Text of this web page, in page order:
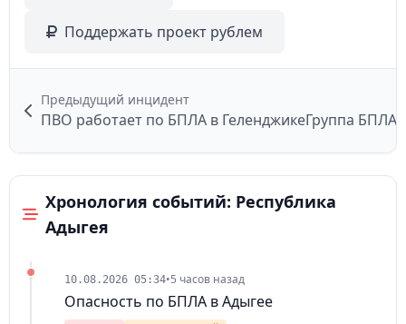
Поддержать проект рублем
Предыдущий инцидент
ПВО работает по БПЛА в ГеленджикеГруппа БПЛА
Хронология событий: Республика
Адыгея
10.08.2026 05:34•5 часов назад
Опасность по БПЛА в Адыгее